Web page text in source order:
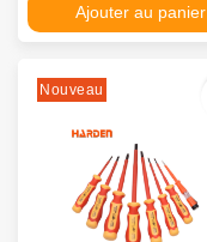
Ajouter au panier
Nouveau